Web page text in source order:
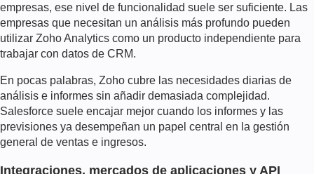
empresas, ese nivel de funcionalidad suele ser suficiente. Las
empresas que necesitan un análisis más profundo pueden
utilizar Zoho Analytics como un producto independiente para
trabajar con datos de CRM.
En pocas palabras, Zoho cubre las necesidades diarias de
análisis e informes sin añadir demasiada complejidad.
Salesforce suele encajar mejor cuando los informes y las
previsiones ya desempeñan un papel central en la gestión
general de ventas e ingresos.
Integraciones, mercados de aplicaciones y API